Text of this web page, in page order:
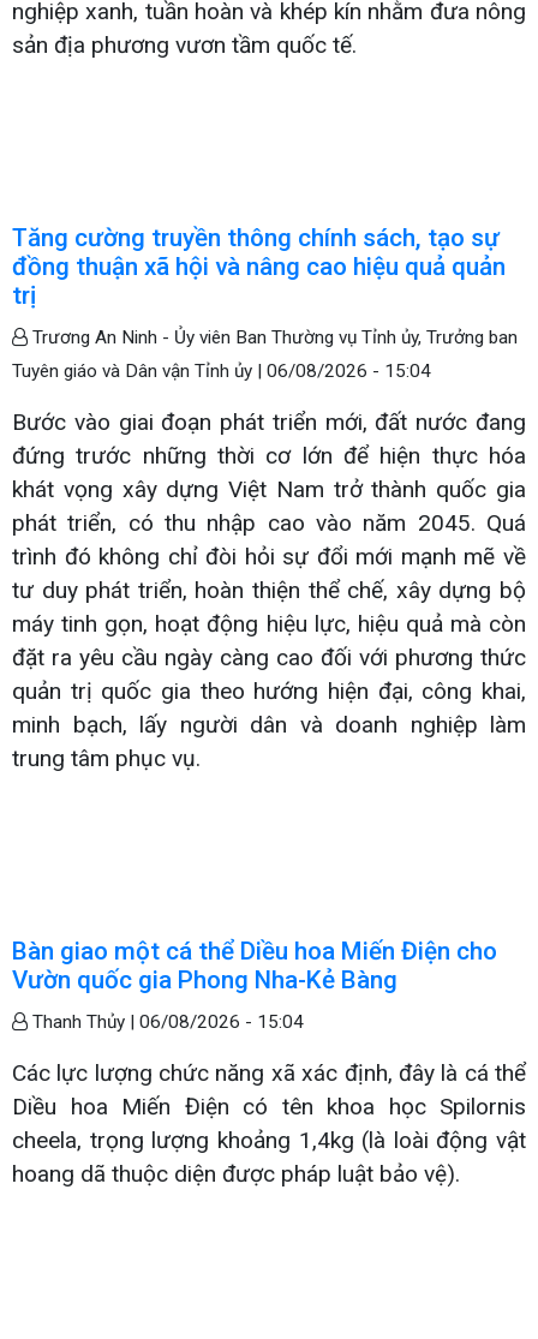
nghiệp xanh, tuần hoàn và khép kín nhằm đưa nông
sản địa phương vươn tầm quốc tế.
Tăng cường truyền thông chính sách, tạo sự
đồng thuận xã hội và nâng cao hiệu quả quản
trị
Trương An Ninh - Ủy viên Ban Thường vụ Tỉnh ủy, Trưởng ban
Tuyên giáo và Dân vận Tỉnh ủy | 06/08/2026 - 15:04
Bước vào giai đoạn phát triển mới, đất nước đang
đứng trước những thời cơ lớn để hiện thực hóa
khát vọng xây dựng Việt Nam trở thành quốc gia
phát triển, có thu nhập cao vào năm 2045. Quá
trình đó không chỉ đòi hỏi sự đổi mới mạnh mẽ về
tư duy phát triển, hoàn thiện thể chế, xây dựng bộ
máy tinh gọn, hoạt động hiệu lực, hiệu quả mà còn
đặt ra yêu cầu ngày càng cao đối với phương thức
quản trị quốc gia theo hướng hiện đại, công khai,
minh bạch, lấy người dân và doanh nghiệp làm
trung tâm phục vụ.
Bàn giao một cá thể Diều hoa Miến Điện cho
Vườn quốc gia Phong Nha-Kẻ Bàng
Thanh Thủy | 06/08/2026 - 15:04
Các lực lượng chức năng xã xác định, đây là cá thể
Diều hoa Miến Điện có tên khoa học Spilornis
cheela, trọng lượng khoảng 1,4kg (là loài động vật
hoang dã thuộc diện được pháp luật bảo vệ).